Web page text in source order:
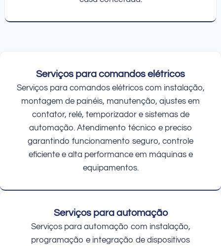
Serviços para comandos elétricos
Serviços para comandos elétricos com instalação,
montagem de painéis, manutenção, ajustes em
contator, relé, temporizador e sistemas de
automação. Atendimento técnico e preciso
garantindo funcionamento seguro, controle
eficiente e alta performance em máquinas e
equipamentos.
Serviços para automação
Serviços para automação com instalação,
programação e integração de dispositivos